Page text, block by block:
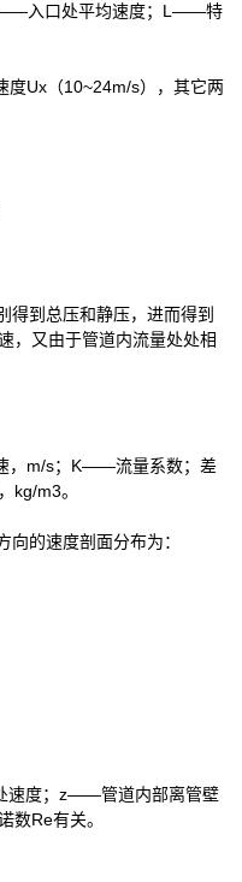
入口处平均速度；L——特
Ux（10~24m/s），其它两
到总压和静压，进而得到
，又由于管道内流量处处相
m/s；K——流量系数；差
kg/m3。
的速度剖面分布为：
度；z——管道内部离管壁
Re有关。